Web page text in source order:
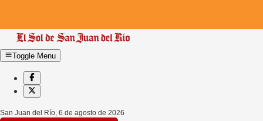
Toggle Menu
San Juan del Río, 6 de agosto de 2026